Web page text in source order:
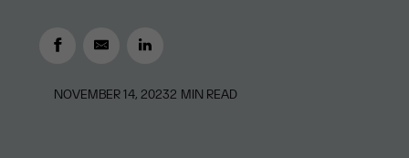
NOVEMBER 14, 20232 MIN READ